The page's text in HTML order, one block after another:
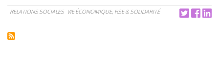
RELATIONS SOCIALES VIE ÉCONOMIQUE, RSE & SOLIDARITÉ